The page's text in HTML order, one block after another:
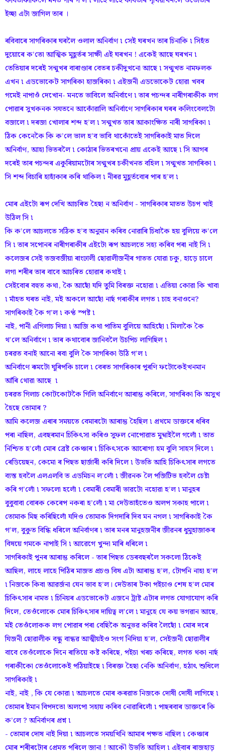
ইচ্ছা এটা জাগিল তাৰ ।
ৰবিবাৰে সাগৰিকাৰ ঘৰলৈ ওলাল অনিৰ্বাণ ৷ সেই ঘৰখন তাৰ চিনাকি ৷ সিহঁত
দুয়োৰে ক’তো আত্মিক মূহূৰ্তৰ সাক্ষী এই ঘৰখন ! একেই আছে ঘৰখন ৷
তেতিয়াৰ দৰেই সন্মুখৰ বাৰাণ্ডাৰ বেতৰ চকীদুখনো আছে ৷ সন্মুখত নামফলক
এখন ৷ এডভোকেট সাগৰিকা হাজৰিকা ৷ এইজনী এডভোকেট হোৱা খবৰ
গমেই নাপাওঁ দেখোন- মনতে ভাবিলে অনিৰ্বাণে ৷ তাৰ পচন্দৰ নাৰীগৰাকীক লগ
পোৱাৰ সুখকনক সযতনে আকোঁৱালি অনিৰ্বাণে সাগৰিকাৰ ঘৰৰ কলিংবেলটো
বজালে ৷ দৰজা খোলাৰ শব্দ হ’ল ৷ সন্মুখত তাৰ আকাংক্ষিত নাৰী সাগৰিকা ৷
ঠিক কেনেকৈ কি ক’লে ভাল হ’ব ভাবি থাকোঁতেই সাগৰিকাই মাত দিলে
অনিৰ্বাণ, আহা ভিতৰলৈ ৷ কোঠাৰ ভিতৰখনো প্ৰায় একেই আছে ৷ সি আগৰ
দৰেই তাৰ পচন্দৰ একুৰিয়ামটোৰ সন্মুখৰ চকীখনত বহিল ৷ সন্মুখত সাগৰিকা ৷
সি শব্দ বিচাৰি হাহাঁকাৰ কৰি থাকিল ৷ নীৰৱ মুহূৰ্তবোৰ পাৰ হ’ল ৷
মোৰ এইটো ৰূপ দেখি আচৰিত হৈছা ন অনিৰ্বাণ - সাগৰিকাৰ মাতত উচপ খাই
উঠিল সি ৷
কি ক’লে আচলতে সঠিক হ’ব অনুমান কৰিব নোৱাৰি চিধাকৈ হয় বুলিয়ে ক’লে
সি ৷ তাৰ সপোনৰ নাৰীগৰাকীৰ এইটো ৰূপ আচলতে সহ্য কৰিব পৰা নাই সি ৷
কলেজৰ সেই তজবজীয়া ৰাংঢালী ছোৱালীজনীৰ গাতত যোৱা চকু, হাড়ে চালে
লগা শৰীৰ তাৰ বাবে আচৰিত হোৱাৰ কথাই ৷
সেইবোৰ বহুত কথা, কৈ আছোঁ যদি তুমি বিৰক্ত নহোৱা ৷ এতিয়া কোৱা কি খাবা
৷ মাঁহত ঘৰত নাই, মই অকলে আছোঁ নাৰ্ছ গৰাকীৰ লগত ৷ চাহ বনাওনে?
সাগৰিকাই কৈ গ’ল ৷ কণ্ঠ স্পষ্ট ৷
নাই, পানী এগিলাচ দিয়া ৷ আজি কথা পাতিম বুলিয়ে আহিছোঁ ৷ মিলাকৈ কৈ
থ’লে অনিৰ্বাণে ৷ তাৰ কথাবোৰ জানিবলৈ উচপিচ লাগিছিল ৷
চৰৱত বনাই আনো ৰবা বুলি কৈ সাগৰিকা উঠি গ’ল ৷
অনিৰ্বাণে ৰূমটো ঘূৰিপকি চালে ৷ বেৰত সাগৰিকাৰ পুৰণি ফটোকেইখনমান
আঁৰি থোৱা আছে ৷
চৰৱত গিলাচ কোটকোটকৈ গিলি অনিৰ্বাণে আৰাম্ভ কৰিলে, সাগৰিকা কি অসুখ
হৈছে তোমাৰ ?
আমি কলেজ এৰাৰ সময়তে বেমাৰটো আৰাম্ভ হৈছিল ৷ প্ৰথমে ডাক্তৰে ধৰিব
পৰা নাছিল, এবছৰমান চিকিৎসা কৰিও সুফল নোপোৱাত মুম্বাইলৈ গলোঁ ৷ তাত
নিশ্চিত হ’লোঁ মোৰ ব্ৰেষ্ট কেঞ্চাৰ ৷ চিকিৎসকে আৰোগ্য হম বুলি সাহস দিলে ৷
ৰেডিয়েছন, কেমো ৰ পিছত ছাৰ্জাৰী কৰি দিলে ৷ উভতি আহি চিকিৎসাৰ লগতে
ব্যস্ত হবলৈ এলএলবি ত এডমিচন ল’লোঁ ৷ জীৱনক লৈ পজিটিভ হবলৈ চেষ্টা
কৰি গ’লোঁ ৷ সফলো হলোঁ ৷ বেমাৰী বেমাৰী ভাৱটো নহোৱা হ’ল ৷ মানুহৰ
বুবুবাবা বোৰক কেৰেপ নকৰা হ’লোঁ ৷ মা দেউতাহঁতেও অলপ সকাহ পালে ৷
তোমাক মিছ কৰিছিলোঁ যদিও তোমাক দিগদাৰি দিব মন নগল ৷ সাগৰিকাই কৈ
গ’ল, বুকুত বিন্ধি ধৰিলে অনিৰ্বাণৰ ৷ তাৰ মনৰ মানুহজনীৰ জীৱনৰ ধুমুহাজাকৰ
বিষয়ে গমকে নাপাই সি ৷ আৱেগে খুন্দা মাৰি ধৰিলে ৷
সাগৰিকাই পুনৰ আৰাম্ভ কৰিলে - তাৰ পিছত ডেৰবছৰলৈ সকলো ঠিকেই
আছিল, লাহে লাহে পিঠিৰ মাজত প্ৰচণ্ড বিষ এটা আৰাম্ভ হ’ল, টোপনি নাহা হ’ল
৷ নিজকে কিবা আৱৰ্জনা যেন ভাব হ’ল। দেউতাৰ টকা পইচাও শেষ হ’ল মোৰ
চিকিৎসাৰ নামত ৷ চিনিয়ৰ এডভোকেট এজনে ট্ৰাষ্ট এটাৰ লগত যোগাযোগ কৰি
দিলে, তেওঁলোকে মোৰ চিকিৎসাৰ দায়িত্ব ল’লে ৷ মানুহে যে কয় ভগৱান আছে,
মই তেওঁলোকক লগ পোৱাৰ পৰা বেছিকৈ অনুভৱ কৰিব লৈছোঁ ৷ মোৰ দৰে
যিজনী ছোৱালীক বন্ধু বান্ধৱ আত্মীয়ইও সংগ নিদিয়া হ’ল, সেইজনী ছোৱালীৰ
বাবে তেওঁলোকে দিনে ৰাতিয়ে কষ্ট কৰিছে, পইচা খৰচ কৰিছে, লগত থকা নাৰ্ছ
গৰাকীকো তেওঁলোকেই পঠিয়াইছে ৷ বিৰক্ত হৈছা নেকি অনিৰ্বাণ, হঠাৎ শুধিলে
সাগৰিকাই ৷
নাই, নাই , কি যে কোৱা ৷ আচলতে মোৰ কৰৱাত নিজকে দোষী দোষী লাগিছে ৷
তোমাৰ ইমান বিপদতো অলপো সহায় কৰিব নোৱাৰিলোঁ ৷ পাছৰবাৰ ডাক্তৰে কি
ক’লে ? অনিৰ্বাণৰ প্ৰশ্ন ৷
- তোমাৰ দোষ নাই দিয়া ৷ আচলতে সময়খিনি আমাৰ পক্ষত নাছিল ৷ কেঞ্চাৰ
মোৰ শৰীৰটোৰ প্ৰেমত পৰিলে জানা ! আকৌ উভতি আহিল ৷ এইবাৰ ৰাজহাড়